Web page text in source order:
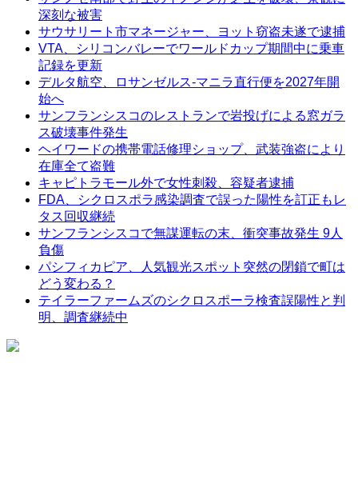
深刻な被害
サウサリート市マネージャー、ヨット窃盗未遂で逮捕
VTA、シリコンバレーでワールドカップ期間中に乗車
記録を更新
デルタ航空、ロサンゼルス-マニラ直行便を2027年開
始へ
サンフランシスコのレストランで岩投げによる窓ガラ
ス破壊事件発生
ヘイワードの携帯電話修理ショップ、武装強盗により
在庫全て盗難
キャピトラモール外で女性刺殺、容疑者逮捕
FDA、シクロスポラ感染調査で誤った陽性を訂正もレ
タス回収継続
サンフランシスコで無謀運転の末、衝突事故発生 9人
負傷
パシフィカピア、人気観光スポット突然の閉鎖で町は
どう変わる？
テイラーファームズのシクロスポーラ検査誤陽性と判
明、調査継続中